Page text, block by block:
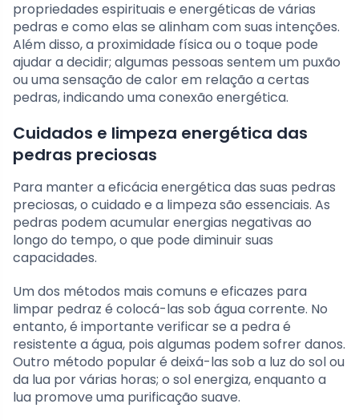
propriedades espirituais e energéticas de várias
pedras e como elas se alinham com suas intenções.
Além disso, a proximidade física ou o toque pode
ajudar a decidir; algumas pessoas sentem um puxão
ou uma sensação de calor em relação a certas
pedras, indicando uma conexão energética.
Cuidados e limpeza energética das
pedras preciosas
Para manter a eficácia energética das suas pedras
preciosas, o cuidado e a limpeza são essenciais. As
pedras podem acumular energias negativas ao
longo do tempo, o que pode diminuir suas
capacidades.
Um dos métodos mais comuns e eficazes para
limpar pedraz é colocá-las sob água corrente. No
entanto, é importante verificar se a pedra é
resistente a água, pois algumas podem sofrer danos.
Outro método popular é deixá-las sob a luz do sol ou
da lua por várias horas; o sol energiza, enquanto a
lua promove uma purificação suave.